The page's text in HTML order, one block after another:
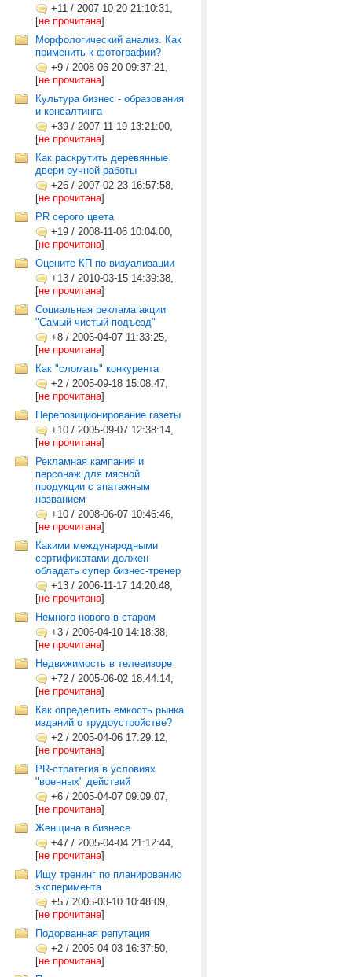
+11 / 2007-10-20 21:10:31,
[не прочитана]
Морфологический анализ. Как
применить к фотографии?
+9 / 2008-06-20 09:37:21,
[не прочитана]
Культура бизнес - образования
и консалтинга
+39 / 2007-11-19 13:21:00,
[не прочитана]
Как раскрутить деревянные
двери ручной работы
+26 / 2007-02-23 16:57:58,
[не прочитана]
PR серого цвета
+19 / 2008-11-06 10:04:00,
[не прочитана]
Оцените КП по визуализации
+13 / 2010-03-15 14:39:38,
[не прочитана]
Социальная реклама акции
"Самый чистый подъезд"
+8 / 2006-04-07 11:33:25,
[не прочитана]
Как "сломать" конкурента
+2 / 2005-09-18 15:08:47,
[не прочитана]
Перепозиционирование газеты
+10 / 2005-09-07 12:38:14,
[не прочитана]
Рекламная кампания и
персонаж для мясной
продукции с эпатажным
названием
+10 / 2008-06-07 10:46:46,
[не прочитана]
Какими международными
сертификатами должен
обладать супер бизнес-тренер
+13 / 2006-11-17 14:20:48,
[не прочитана]
Немного нового в старом
+3 / 2006-04-10 14:18:38,
[не прочитана]
Недвижимость в телевизоре
+72 / 2005-06-02 18:44:14,
[не прочитана]
Как определить емкость рынка
изданий о трудоустройстве?
+2 / 2005-04-06 17:29:12,
[не прочитана]
PR-стратегия в условиях
"военных" действий
+6 / 2005-04-07 09:09:07,
[не прочитана]
Женщина в бизнесе
+47 / 2005-04-04 21:12:44,
[не прочитана]
Ищу тренинг по планированию
эксперимента
+5 / 2005-03-10 10:48:09,
[не прочитана]
Подорванная репутация
+2 / 2005-04-03 16:37:50,
[не прочитана]